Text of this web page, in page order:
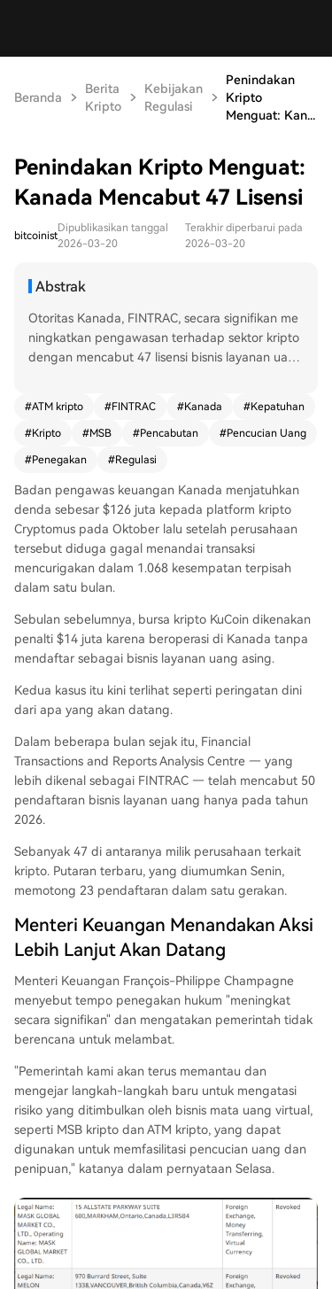
Beranda
Berita
Kripto
Kebijakan
Regulasi
Penindakan
Kripto
Menguat: Kan...
Penindakan Kripto Menguat:
Kanada Mencabut 47 Lisensi
bitcoinist
Dipublikasikan tanggal
2026-03-20
Terakhir diperbarui pada
2026-03-20
Abstrak
Otoritas Kanada, FINTRAC, secara signifikan me
ningkatkan pengawasan terhadap sektor kripto
dengan mencabut 47 lisensi bisnis layanan uang
pada Senin lalu. Menteri Keuangan François-Phil
ippe Champagne menegaskan komitmen pemer
intah untuk terus memantau dan mengambil tin
puan yang difasilitasi bisnis mata uang virtual, te
rmasuk ATM kripto. Peringatan awal telah terliha
t sejak Oktober 2025, ketika Cryptomus didenda
$126 juta karena gagal melaporkan transaksi m
encurigakan, disusul KuCoin yang didenda $14 j
uta karena beroperasi tanpa izin. FINTRAC mem
netapkan batas 30 hari bagi perusahaan yang t
erdampak untuk mengajukan banding. Meski da
ta Chainalysis menunjukkan kurang dari 1% trans
aksi kripto terkait aktivitas ilegal (berbanding 2-
5% di sistem perbankan tradisional), Kanada tet
geseran kebijakan dalam pengawasan sektor kri
pto.
#ATM kripto #FINTRAC #Kanada #Kepatuhan
#Kripto #MSB #Pencabutan #Pencucian Uang
#Penegakan #Regulasi
Badan pengawas keuangan Kanada menjatuhkan
denda sebesar $126 juta kepada platform kripto
Cryptomus pada Oktober lalu setelah perusahaan
tersebut diduga gagal menandai transaksi
mencurigakan dalam 1.068 kesempatan terpisah
dalam satu bulan.
Sebulan sebelumnya, bursa kripto KuCoin dikenakan
penalti $14 juta karena beroperasi di Kanada tanpa
mendaftar sebagai bisnis layanan uang asing.
Kedua kasus itu kini terlihat seperti peringatan dini
dari apa yang akan datang.
Dalam beberapa bulan sejak itu, Financial
Transactions and Reports Analysis Centre — yang
lebih dikenal sebagai FINTRAC — telah mencabut 50
pendaftaran bisnis layanan uang hanya pada tahun
2026.
Sebanyak 47 di antaranya milik perusahaan terkait
kripto. Putaran terbaru, yang diumumkan Senin,
memotong 23 pendaftaran dalam satu gerakan.
Menteri Keuangan Menandakan Aksi
Lebih Lanjut Akan Datang
Menteri Keuangan François-Philippe Champagne
menyebut tempo penegakan hukum "meningkat
secara signifikan" dan mengatakan pemerintah tidak
berencana untuk melambat.
"Pemerintah kami akan terus memantau dan
mengejar langkah-langkah baru untuk mengatasi
risiko yang ditimbulkan oleh bisnis mata uang virtual,
seperti MSB kripto dan ATM kripto, yang dapat
digunakan untuk memfasilitasi pencucian uang dan
penipuan," katanya dalam pernyataan Selasa.